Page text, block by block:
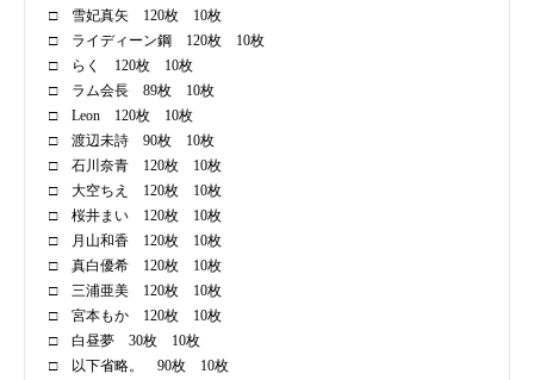
□ 雪妃真矢 120枚 10枚
□ ライディーン鋼 120枚 10枚
□ らく 120枚 10枚
□ ラム会長 89枚 10枚
□ Leon 120枚 10枚
□ 渡辺未詩 90枚 10枚
□ 石川奈青 120枚 10枚
□ 大空ちえ 120枚 10枚
□ 桜井まい 120枚 10枚
□ 月山和香 120枚 10枚
□ 真白優希 120枚 10枚
□ 三浦亜美 120枚 10枚
□ 宮本もか 120枚 10枚
□ 白昼夢 30枚 10枚
□ 以下省略。 90枚 10枚